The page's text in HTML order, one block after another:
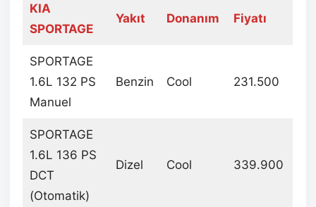
KIA
SPORTAGE
Yakıt Donanım Fiyatı
SPORTAGE
1.6L 132 PS
Manuel
Benzin Cool 231.500
SPORTAGE
1.6L 136 PS
DCT
(Otomatik)
Dizel Cool 339.900